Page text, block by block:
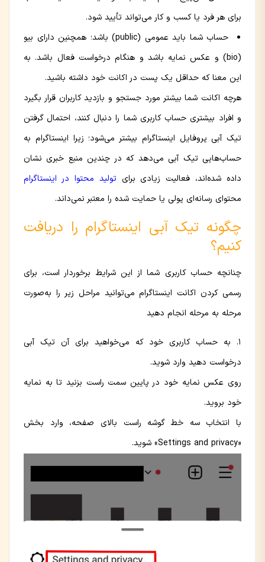
برای هر فرد یا کسب و کار می‌تواند تأیید شود.
حساب شما باید عمومی (public) باشد؛ همچنین دارای بیو
(bio) و عکس نمایه باشد و هنگام درخواست فعال باشد. به
این معنا که حداقل یک پست در اکانت خود داشته باشید.
هرچه اکانت شما بیشتر مورد جستجو و بازدید کاربران قرار بگیرد
و افراد بیشتری حساب کاربری شما را دنبال کنند، احتمال گرفتن
تیک آبی پروفایل اینستاگرام بیشتر می‌شود؛ زیرا اینستاگرام به
حساب‌هایی تیک آبی می‌دهد که در چندین منبع خبری نشان
داده شده‌اند، فعالیت زیادی برایتولید محتوا در اینستاگرام
محتوای رسانه‌ای پولی یا حمایت‌ شده را معتبر نمی‌داند.
چگونه تیک آبی اینستاگرام را دریافت
کنیم؟
چنانچه حساب کاربری شما از این شرایط برخوردار است، برای
رسمی کردن اکانت اینستاگرام می‌توانید مراحل زیر را به‌صورت
مرحله به مرحله انجام دهید
به حساب کاربری خود که می‌خواهید برای آن تیک آبی
درخواست دهید وارد شوید.
روی عکس نمایه خود در پایین سمت راست بزنید تا به نمایه
خود بروید.
با انتخاب سه خط گوشه راست بالای صفحه، وارد بخش
«Settings and privacy» شوید.